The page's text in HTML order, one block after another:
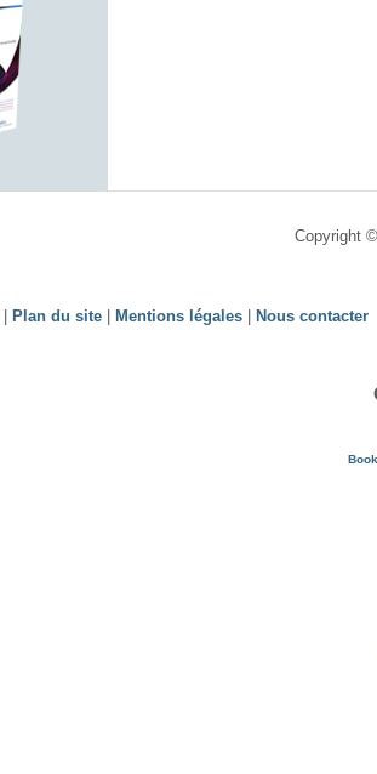
Copyright
Plan du site Mentions légales Nous contacter